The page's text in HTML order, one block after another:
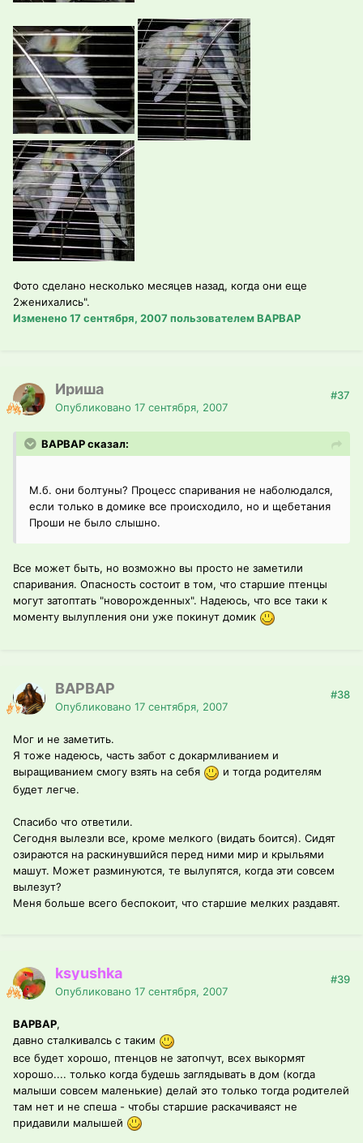
Фото сделано несколько месяцев назад, когда они еще
2женихались".
Изменено17 сентября, 2007 пользователем ВАРВАР
Ириша
Опубликовано 17 сентября, 2007
#37
ВАРВАР сказал:
М.б. они болтуны? Процесс спаривания не наболюдался,
если только в домике все происходило, но и щебетания
Проши не было слышно.
Все может быть, но возможно вы просто не заметили
спаривания. Опасность состоит в том, что старшие птенцы
могут затоптать "новорожденных". Надеюсь, что все таки к
моменту вылупления они уже покинут домик
ВАРВАР
Опубликовано 17 сентября, 2007
#38
Мог и не заметить.
Я тоже надеюсь, часть забот с докармливанием и
выращиванием смогу взять на себя
и тогда родителям
будет легче.
Спасибо что ответили.
Сегодня вылезли все, кроме мелкого (видать боится). Сидят
озираются на раскинувшийся перед ними мир и крыльями
машут. Может разминуются, те вылупятся, когда эти совсем
вылезут?
Меня больше всего беспокоит, что старшие мелких раздавят.
ksyushka
Опубликовано 17 сентября, 2007
#39
ВАРВАР,
давно сталкивалсь с таким
все будет хорошо, птенцов не затопчут, всех выкормят
хорошо.... только когда будешь заглядывать в дом (когда
малыши совсем маленькие) делай это только тогда родителей
там нет и не спеша - чтобы старшие раскачиваяст не
придавили малышей